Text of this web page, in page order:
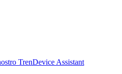
TrenDevice Assistant